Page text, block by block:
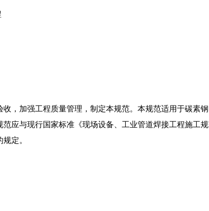
，加强工程质量管理，制定本规范。本规范适用于碳素
应与现行国家标准《现场设备、工业管道焊接工程施工
定。